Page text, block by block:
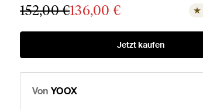
152,00 €136,00 €
Jetzt kaufen
Von YOOX